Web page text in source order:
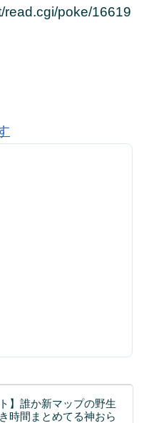
read.cgi/poke/16619
】誰か新マップの野生
時間まとめてる神おら